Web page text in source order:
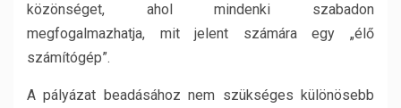
közönséget, ahol mindenki szabadon
megfogalmazhatja, mit jelent számára egy „élő
számítógép”.
A pályázat beadásához nem szükséges különösebb